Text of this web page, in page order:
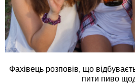
Фахівець розповів, що
пити пиво